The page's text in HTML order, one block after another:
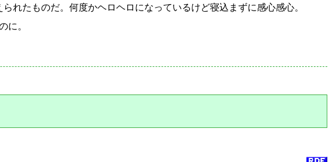
れたものだ。何度かヘロヘロになっているけど寝込まずに感心感心。
に。